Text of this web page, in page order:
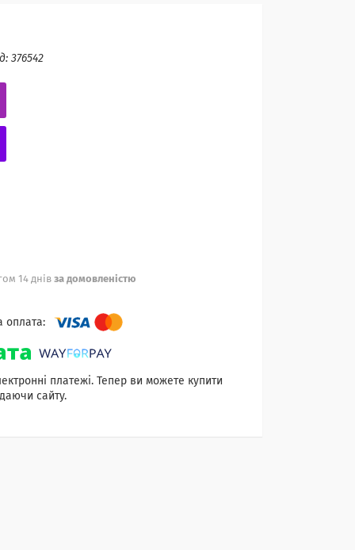
376542
14 днів за домовленістю
платежі. Тепер ви можете купити
сайту.